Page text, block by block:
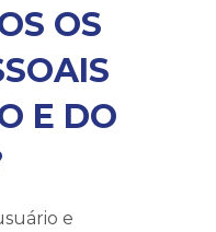
OS
E DO
e